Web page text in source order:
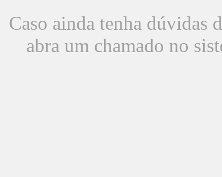
Caso ainda tenha dúvidas
abra um chamado no